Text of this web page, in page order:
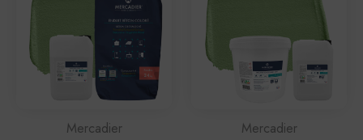
Mercadier Mercadier